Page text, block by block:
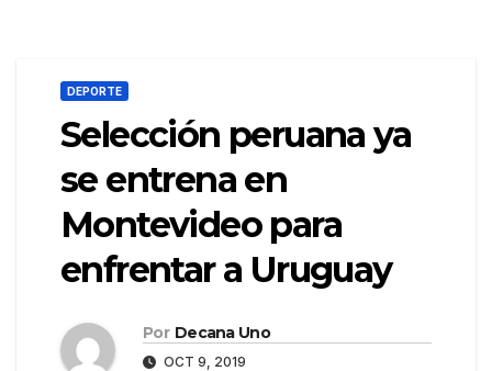
DEPORTE
Selección peruana ya
se entrena en
Montevideo para
enfrentar a Uruguay
Por Decana Uno
OCT 9, 2019